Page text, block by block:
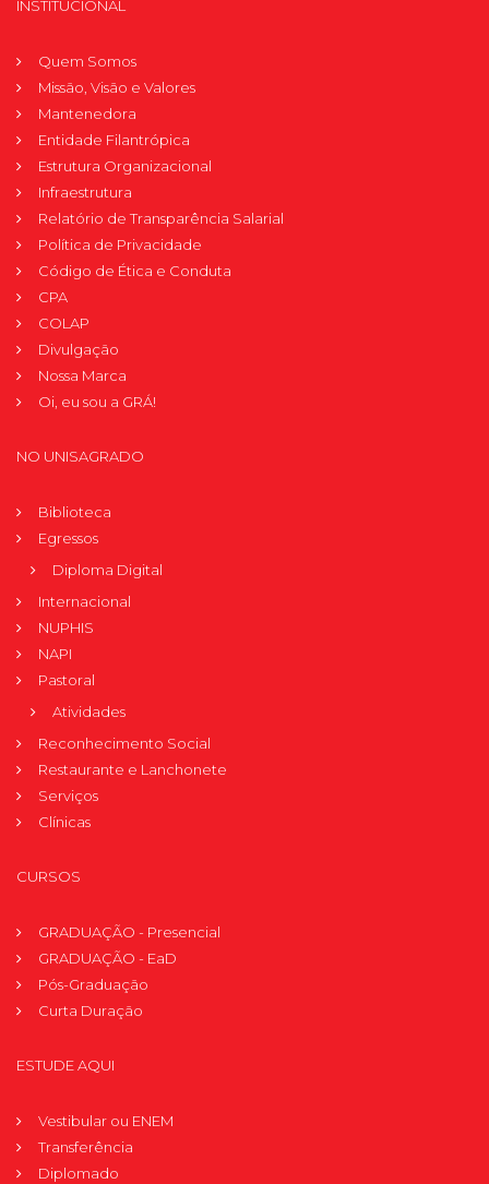
INSTITUCIONAL
Quem Somos
Missão, Visão e Valores
Mantenedora
Entidade Filantrópica
Estrutura Organizacional
Infraestrutura
Relatório de Transparência Salarial
Política de Privacidade
Código de Ética e Conduta
CPA
COLAP
Divulgação
Nossa Marca
Oi, eu sou a GRÁ!
NO UNISAGRADO
Biblioteca
Egressos
Diploma Digital
Internacional
NUPHIS
NAPI
Pastoral
Atividades
Reconhecimento Social
Restaurante e Lanchonete
Serviços
Clínicas
CURSOS
GRADUAÇÃO - Presencial
GRADUAÇÃO - EaD
Pós-Graduação
Curta Duração
ESTUDE AQUI
Vestibular ou ENEM
Transferência
Diplomado